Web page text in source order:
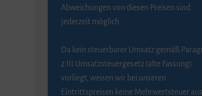
Abweichungen von diesen Preisen sind
jederzeit möglich.
Da kein steuerbarer Umsatz gemäß
2 III Umsatzsteuergesetz (alte Fassung)
vorliegt, weisen wir bei unseren
Eintrittspreisen keine Mehrwertsteuer aus.